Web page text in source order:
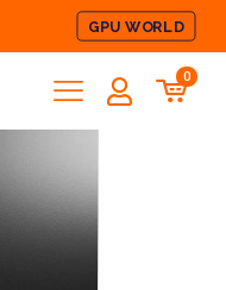
GPU WORLD
0